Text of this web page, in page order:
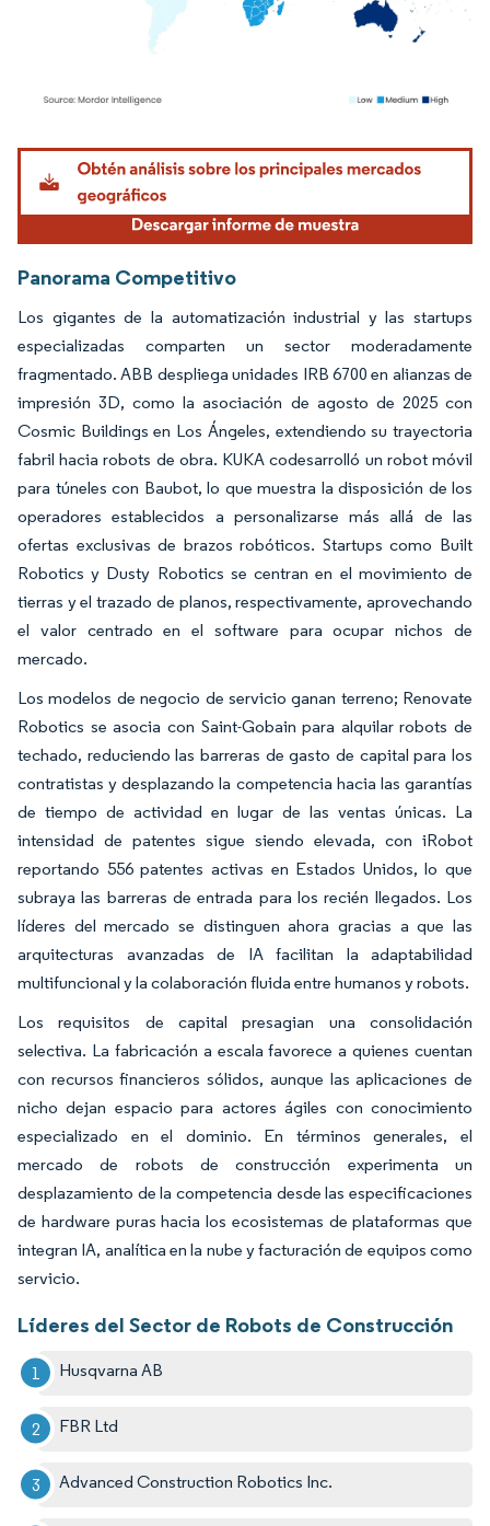
Imagen © Mordor Intelligence. El uso requiere atribución según CC BY 4.0.
Panorama Competitivo
Los gigantes de la automatización industrial y las startups
especializadas comparten un sector moderadamente
fragmentado. ABB despliega unidades IRB 6700 en alianzas de
impresión 3D, como la asociación de agosto de 2025 con
Cosmic Buildings en Los Ángeles, extendiendo su trayectoria
fabril hacia robots de obra. KUKA codesarrolló un robot móvil
para túneles con Baubot, lo que muestra la disposición de los
operadores establecidos a personalizarse más allá de las
ofertas exclusivas de brazos robóticos. Startups como Built
Robotics y Dusty Robotics se centran en el movimiento de
tierras y el trazado de planos, respectivamente, aprovechando
el valor centrado en el software para ocupar nichos de
mercado.
Los modelos de negocio de servicio ganan terreno; Renovate
Robotics se asocia con Saint-Gobain para alquilar robots de
techado, reduciendo las barreras de gasto de capital para los
contratistas y desplazando la competencia hacia las garantías
de tiempo de actividad en lugar de las ventas únicas. La
intensidad de patentes sigue siendo elevada, con iRobot
reportando 556 patentes activas en Estados Unidos, lo que
subraya las barreras de entrada para los recién llegados. Los
líderes del mercado se distinguen ahora gracias a que las
arquitecturas avanzadas de IA facilitan la adaptabilidad
multifuncional y la colaboración fluida entre humanos y robots.
Los requisitos de capital presagian una consolidación
selectiva. La fabricación a escala favorece a quienes cuentan
con recursos financieros sólidos, aunque las aplicaciones de
nicho dejan espacio para actores ágiles con conocimiento
especializado en el dominio. En términos generales, el
mercado de robots de construcción experimenta un
desplazamiento de la competencia desde las especificaciones
de hardware puras hacia los ecosistemas de plataformas que
integran IA, analítica en la nube y facturación de equipos como
servicio.
Líderes del Sector de Robots de Construcción
Husqvarna AB
FBR Ltd
Advanced Construction Robotics Inc.